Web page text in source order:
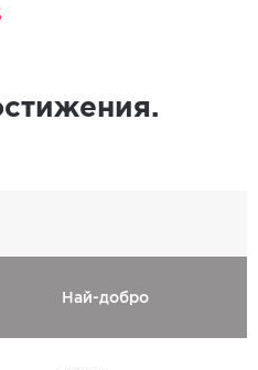
Най-добро